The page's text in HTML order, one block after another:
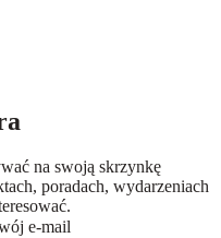
na swoją skrzynkę
poradach, wydarzeniach
e-mail